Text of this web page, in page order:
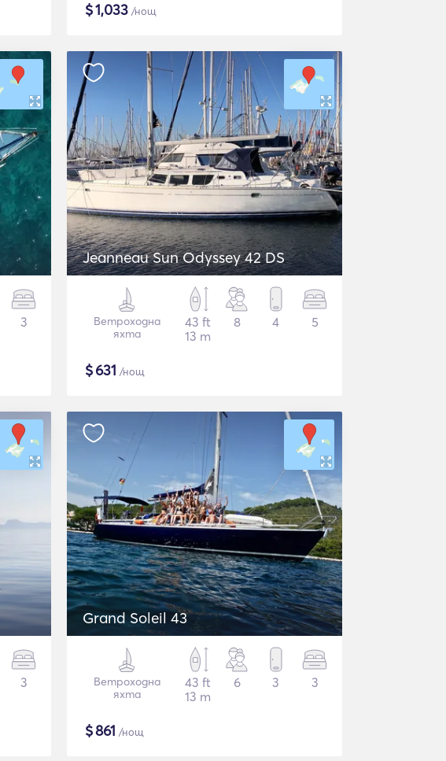
$1,033 /нощ
3
Jeanneau Sun Odyssey 42 DS
Ветроходна
яхта
43 ft
13 m
8 4 5
$631 /нощ
3
Grand Soleil 43
Ветроходна
яхта
43 ft
13 m
6 3 3
$861 /нощ